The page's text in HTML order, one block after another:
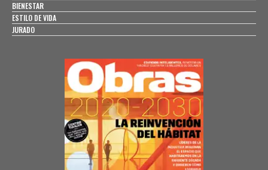
BIENESTAR
ESTILO DE VIDA
JURADO